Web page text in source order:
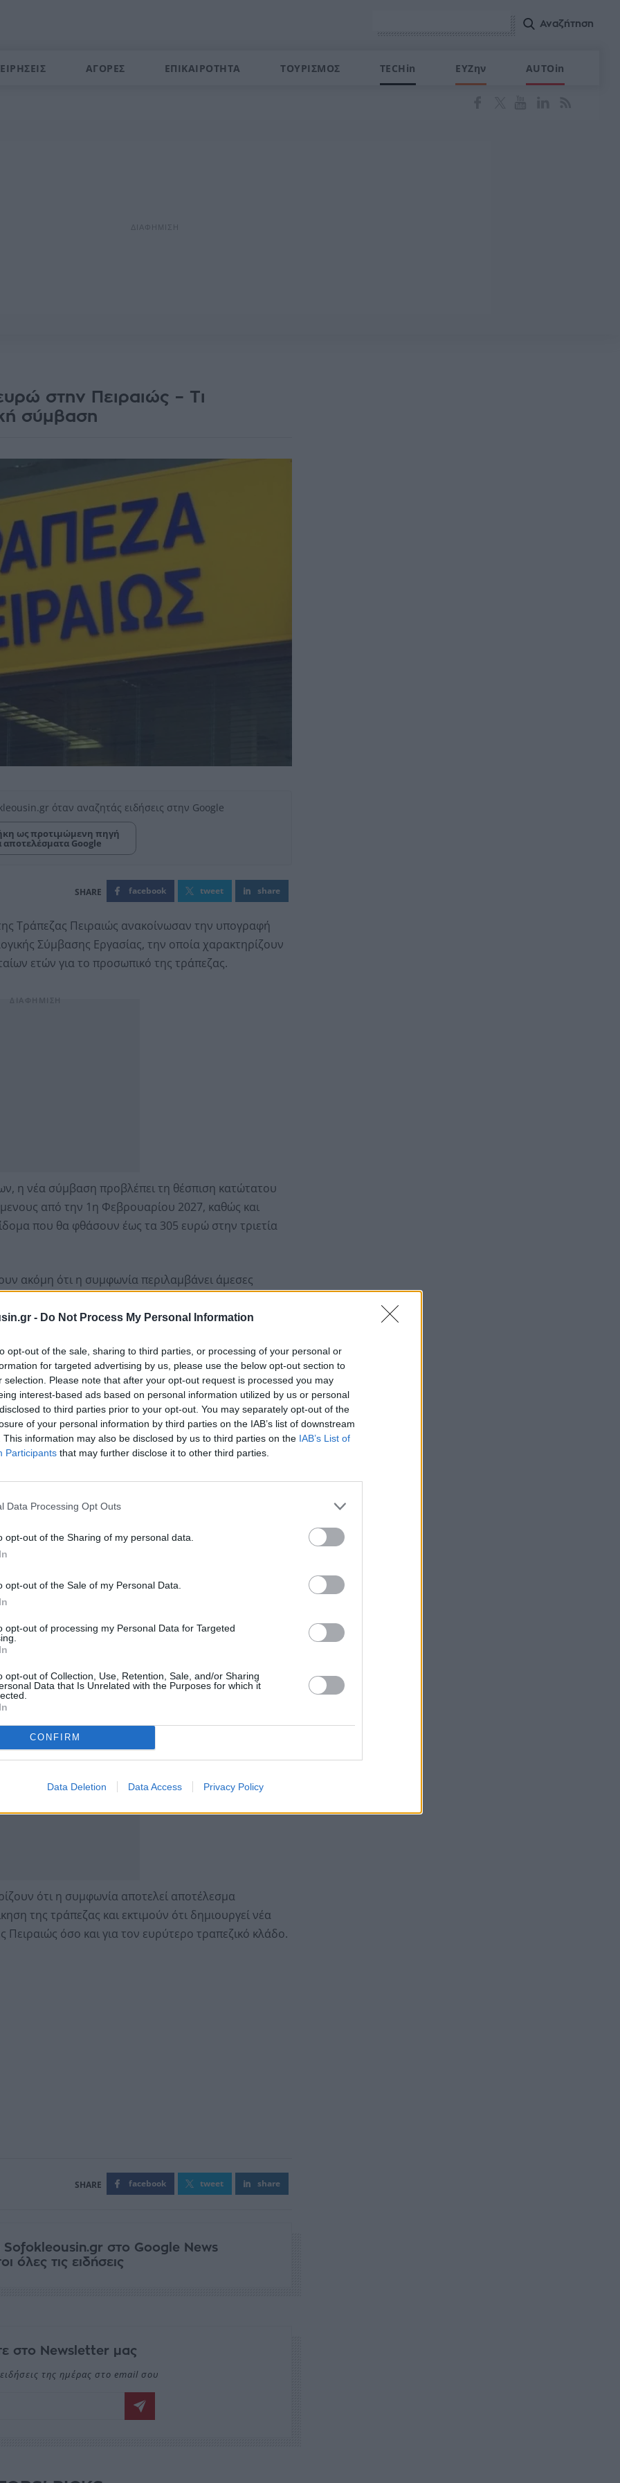
- Do Not Process My Personal Information
opt-out of the sale, sharing to third parties, or processing of your personal or
for targeted advertising by us, please use the below opt-out section to
selection. Please note that after your opt-out request is processed you may
interest-based ads based on personal information utilized by us or personal
to third parties prior to your opt-out. You may separately opt-out of the
of your personal information by third parties on the IAB’s list of downstream
This information may also be disclosed by us to third parties on the IAB’s List of
Participants that may further disclose it to other third parties.
Data Processing Opt Outs
opt-out of the Sharing of my personal data.
opt-out of the Sale of my Personal Data.
opt-out of processing my Personal Data for Targeted
opt-out of Collection, Use, Retention, Sale, and/or Sharing
Data that Is Unrelated with the Purposes for which it
CONFIRM
Data Deletion Data Access Privacy Policy
ΑΓΟΡΕΣ ΕΠΙΚΑΙΡΟΤΗΤΑ ΤΟΥΡΙΣΜΟΣ TECHin ΕΥΖην AUTOin
στην Πειραιώς – Τι
σύμβαση
όταν αναζητάς ειδήσεις στην Google
ως προτιμώμενη πηγή
αποτελέσματα Google
facebook tweet share
Τράπεζας Πειραιώς ανακοίνωσαν την υπογραφή
Σύμβασης Εργασίας, την οποία χαρακτηρίζουν
ετών για το προσωπικό της τράπεζας.
η νέα σύμβαση προβλέπει τη θέσπιση κατώτατου
από την 1η Φεβρουαρίου 2027, καθώς και
που θα φθάσουν έως τα 305 ευρώ στην τριετία
ακόμη ότι η συμφωνία περιλαμβάνει άμεσες
αγορών, έκτακτη εισφορά στο Ταμείο
της τράπεζας σε εργαζομένους συγκεκριμένων
σειρά κοινωνικών παροχών, μεταξύ των
οικογενειών, το επίδομα χηρείας και η
παιδιού και άνω.
επίσης ότι η νέα επιχειρησιακή σύμβαση
Τεχνητής Νοημοσύνης, καθώς και κωδικοποίηση της
ότι η συμφωνία αποτελεί αποτέλεσμα
της τράπεζας και εκτιμούν ότι δημιουργεί νέα
όσο και για τον ευρύτερο τραπεζικό κλάδο.
facebook tweet share
Sofokleousin.gr στο Google News
όλες τις ειδήσεις
στο Newsletter μας
της ημέρας στο email σου